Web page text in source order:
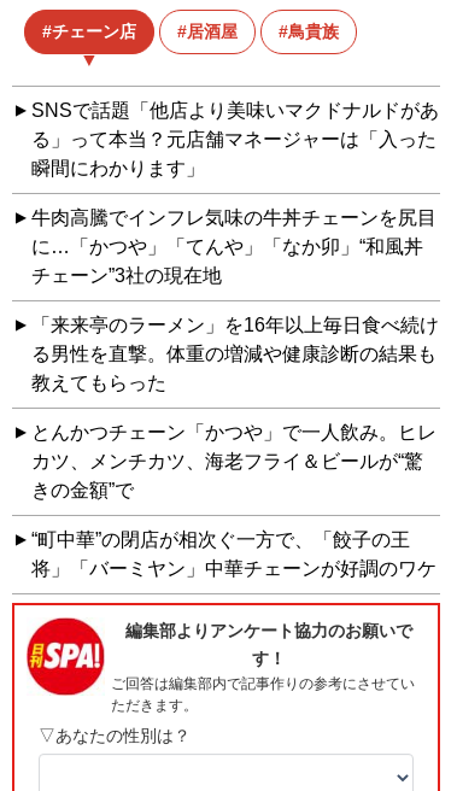
チェーン店 居酒屋 鳥貴族
SNSで話題「他店より美味いマクドナルドがあ
る」って本当？元店舗マネージャーは「入った
瞬間にわかります」
牛肉高騰でインフレ気味の牛丼チェーンを尻目
に…「かつや」「てんや」「なか卯」“和風丼
チェーン”3社の現在地
「来来亭のラーメン」を16年以上毎日食べ続け
る男性を直撃。体重の増減や健康診断の結果も
教えてもらった
とんかつチェーン「かつや」で一人飲み。ヒレ
カツ、メンチカツ、海老フライ＆ビールが“驚
きの金額”で
“町中華”の閉店が相次ぐ一方で、「餃子の王
将」「バーミヤン」中華チェーンが好調のワケ